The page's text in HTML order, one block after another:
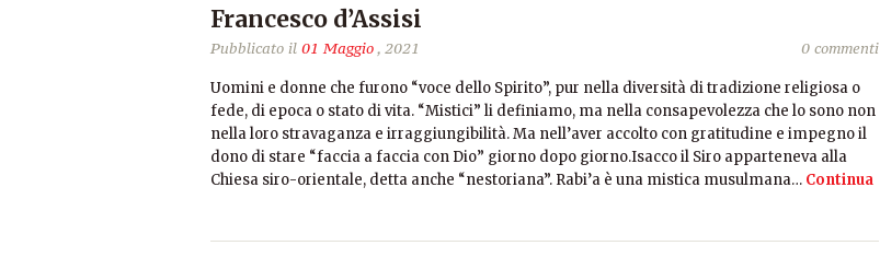
Francesco d’Assisi
Pubblicato il 01 Maggio, 2021 0 commenti
Uomini e donne che furono “voce dello Spirito”, pur nella diversità di tradizione religiosa o
fede, di epoca o stato di vita. “Mistici” li definiamo, ma nella consapevolezza che lo sono non
nella loro stravaganza e irraggiungibilità. Ma nell’aver accolto con gratitudine e impegno il
dono di stare “faccia a faccia con Dio” giorno dopo giorno.Isacco il Siro apparteneva alla
Chiesa siro-orientale, detta anche “nestoriana”. Rabi’a è una mistica musulmana… Continua